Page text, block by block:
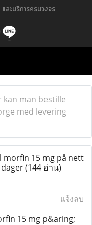
ละบริการครบวงจร
kan man bestille
med levering
morfin 15 mg på nett
(144 อ่าน)
แจ้งลบ
15 mg p&aring;